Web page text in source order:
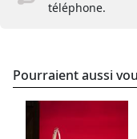
téléphone.
Pourraient aussi